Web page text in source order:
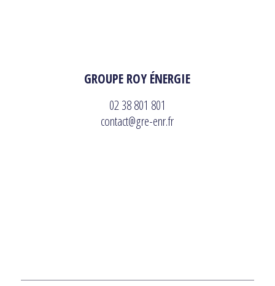
GROUPE ROY ÉNERGIE
02 38 801 801
contact@gre-enr.fr